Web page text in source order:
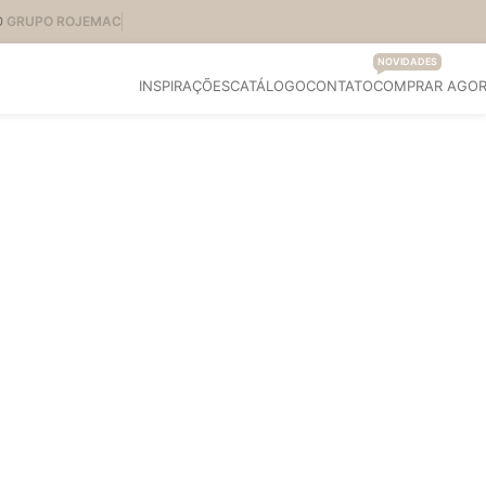
GRUPO ROJEMAC
INSPIRAÇÕESCATÁLOGOCONTATOCOMPRAR
NOVIDADES